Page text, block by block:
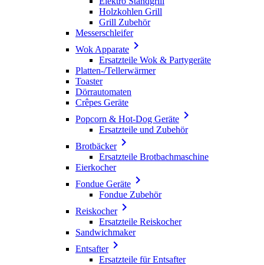
Holzkohlen Grill
Grill Zubehör
Messerschleifer
Wok Apparate 
Ersatzteile Wok & Partygeräte
Platten-/Tellerwärmer
Toaster
Dörrautomaten
Crêpes Geräte
Popcorn & Hot-Dog Geräte 
Ersatzteile und Zubehör
Brotbäcker
Ersatzteile Brotbachmaschine
Eierkocher
Fondue Geräte 
Fondue Zubehör
Reiskocher
Ersatzteile Reiskocher
Sandwichmaker
Entsafter
Ersatzteile für Entsafter